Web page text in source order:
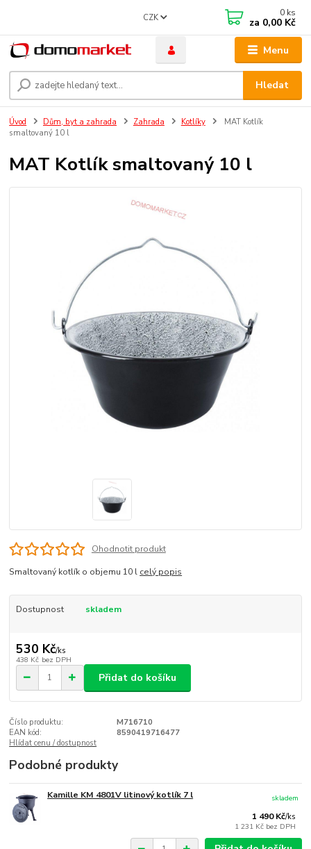
Menu
CZK
Hledat
0 ks
za 0,00 Kč
Úvod Dům, byt a zahrada Zahrada Kotlíky
MAT Kotlík
smaltovaný 10 l
MAT Kotlík smaltovaný 10 l
Ohodnotit produkt
Smaltovaný kotlík o objemu 10 l celý popis
Dostupnost skladem
530 Kč/ks
438 Kč bez DPH
Přidat do košíku
Číslo produktu:
M716710
EAN kód:
8590419716477
Hlídat cenu / dostupnost
Podobné produkty
Kamille KM 4801V litinový kotlík 7 l
1 490 Kč/ks
1 231 Kč bez DPH
skladem